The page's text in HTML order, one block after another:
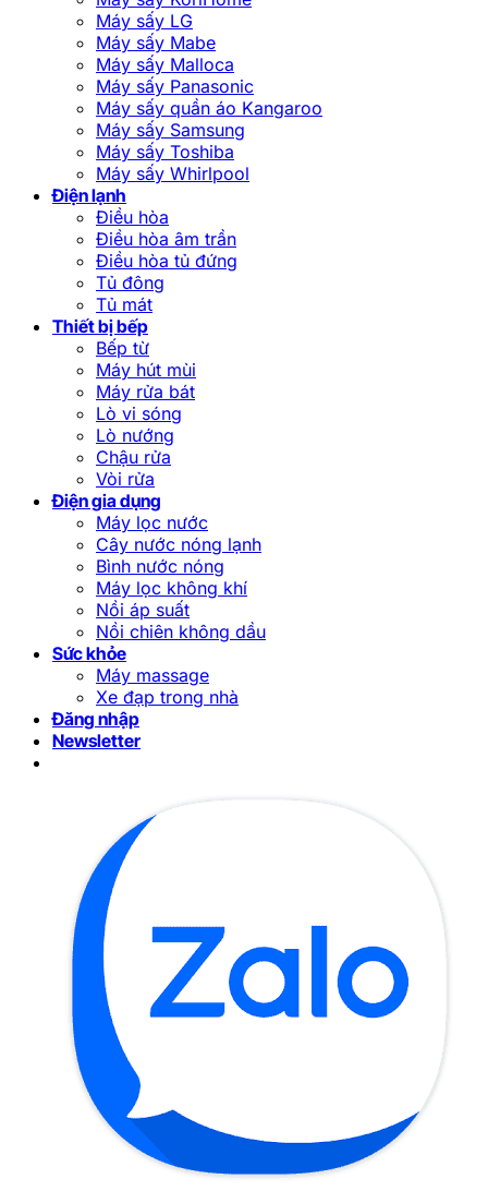
Máy sấy LG
Máy sấy Mabe
Máy sấy Malloca
Máy sấy Panasonic
Máy sấy quần áo Kangaroo
Máy sấy Samsung
Máy sấy Toshiba
Máy sấy Whirlpool
Điện lạnh
Điều hòa
Điều hòa âm trần
Điều hòa tủ đứng
Tủ đông
Tủ mát
Thiết bị bếp
Bếp từ
Máy hút mùi
Máy rửa bát
Lò vi sóng
Lò nướng
Chậu rửa
Vòi rửa
Điện gia dụng
Máy lọc nước
Cây nước nóng lạnh
Bình nước nóng
Máy lọc không khí
Nồi áp suất
Nồi chiên không dầu
Sức khỏe
Máy massage
Xe đạp trong nhà
Đăng nhập
Newsletter